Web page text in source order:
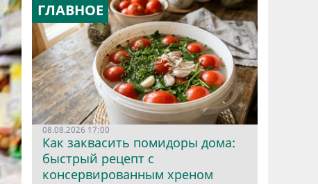
ГЛАВНОЕ
08.08.2026 17:00
Как заквасить помидоры дома:
быстрый рецепт с
консервированным хреном